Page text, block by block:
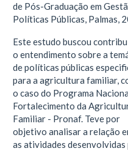
de Pós-Graduação em
Políticas Públicas, Palmas,
Este estudo buscou
o entendimento sobre a
de políticas públicas
para a agricultura familiar,
o caso do Programa
Fortalecimento da
Familiar - Pronaf. Teve por
objetivo analisar a relação
as atividades desenvolvidas